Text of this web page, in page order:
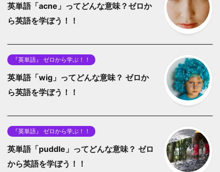
英単語「acne」ってどんな意味？ゼロか
ら英語を学ぼう！！
『英単語』 ゼロから学ぶ！！
英単語「wig」ってどんな意味？ ゼロか
ら英語を学ぼう！！
『英単語』 ゼロから学ぶ！！
英単語「puddle」ってどんな意味？ ゼロ
から英語を学ぼう！！